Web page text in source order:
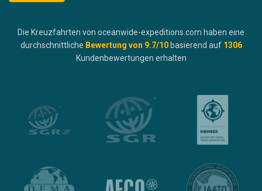
Die Kreuzfahrten von oceanwide-expeditions.com haben eine
durchschnittliche Bewertung von 9.7/10 basierend auf 1306
Kundenbewertungen erhalten